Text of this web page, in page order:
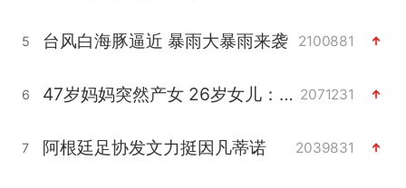
5 台风白海豚逼近 暴雨大暴雨来袭 2100881
6 47岁妈妈突然产女 26岁女儿：很震惊 2071231
7 阿根廷足协发文力挺因凡蒂诺 2039831